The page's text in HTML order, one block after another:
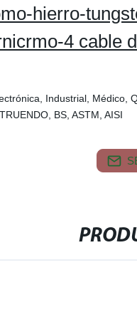
hierro-
4 cable
Industrial, Médico,
BS, ASTM, AISI